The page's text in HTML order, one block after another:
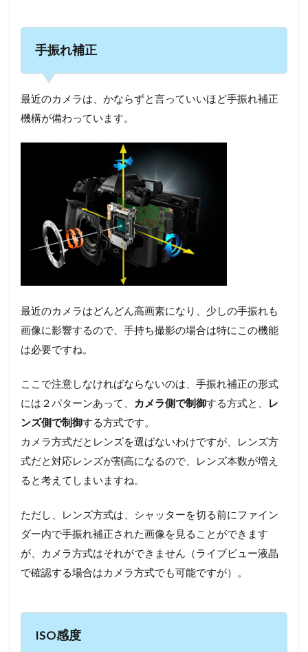
手振れ補正
最近のカメラは、かならずと言っていいほど手振れ補正
機構が備わっています。
最近のカメラはどんどん高画素になり、少しの手振れも
画像に影響するので、手持ち撮影の場合は特にこの機能
は必要ですね。
ここで注意しなければならないのは、手振れ補正の形式
には２パターンあって、
カメラ側で制御する方式と、
レ
ンズ側で制御する方式です。
カメラ方式だとレンズを選ばないわけですが、レンズ方
式だと対応レンズが割高になるので、レンズ本数が増え
ると考えてしまいますね。
ただし、レンズ方式は、シャッターを切る前にファイン
ダー内で手振れ補正された画像を見ることができます
が、カメラ方式はそれができません（ライブビュー液晶
で確認する場合はカメラ方式でも可能ですが）。
ISO感度